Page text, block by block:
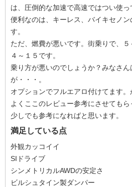
は、圧倒的な加速で高速ではつい使っ
便利なのは、キーレス、バイキセノ
す。
ただ、燃費が悪いです。街乗りで、５
４～１５です。
乗り方が悪いのでしょうか？みなさ
が・・・。
オプションでフルエアロ付けてます。
よくここのレビュー参考にさせても
少しでも参考になればと思います。
満足している点
外観カッコイイ
SIドライブ
シンメトリカルAWDの安定さ
ビルシュタイン製ダンパー